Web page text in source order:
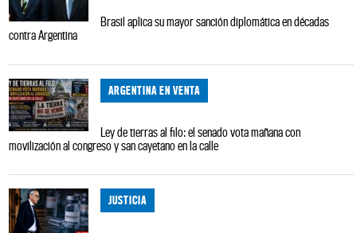
Brasil aplica su mayor sanción diplomática en décadas
contra Argentina
ARGENTINA EN VENTA
Ley de tierras al filo: el senado vota mañana con
movilización al congreso y san cayetano en la calle
JUSTICIA